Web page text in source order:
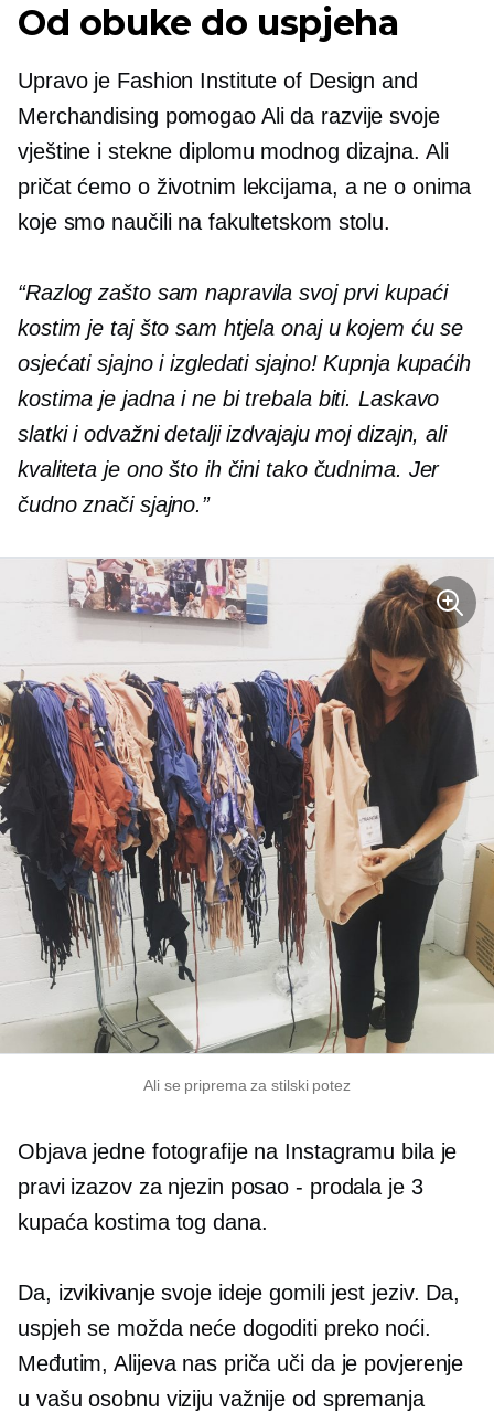
Od obuke do uspjeha
Upravo je Fashion Institute of Design and
Merchandising pomogao Ali da razvije svoje
vještine i stekne diplomu modnog dizajna. Ali
pričat ćemo o životnim lekcijama, a ne o onima
koje smo naučili na fakultetskom stolu.
“Razlog zašto sam napravila svoj prvi kupaći
kostim je taj što sam htjela onaj u kojem ću se
osjećati sjajno i izgledati sjajno! Kupnja kupaćih
kostima je jadna i ne bi trebala biti. Laskavo
slatki i odvažni detalji izdvajaju moj dizajn, ali
kvaliteta je ono što ih čini tako čudnima. Jer
čudno znači sjajno.”
Ali se priprema za stilski potez
Objava jedne fotografije na Instagramu bila je
pravi izazov za njezin posao - prodala je 3
kupaća kostima tog dana.
Da, izvikivanje svoje ideje gomili jest jeziv. Da,
uspjeh se možda neće dogoditi preko noći.
Međutim, Alijeva nas priča uči da je povjerenje
u vašu osobnu viziju važnije od spremanja